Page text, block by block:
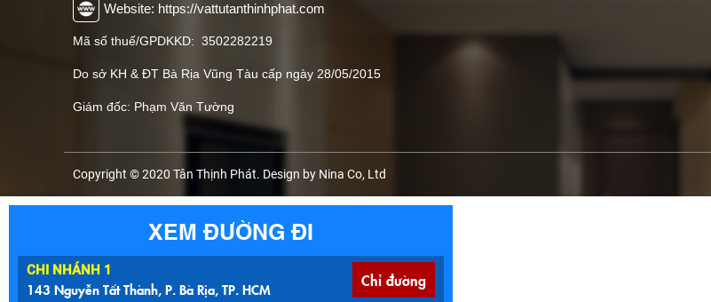
Website: https://vattutanthinhphat.com
Mã số thuế/GPDKKD: 3502282219
Do sở KH & ĐT Bà Rịa Vũng Tàu cấp ngày 28/05/2015
Giám đốc: Phạm Văn Tường
Copyright © 2020 Tân Thịnh Phát. Design by Nina Co, Ltd
XEM ĐƯỜNG ĐI
CHI NHÁNH 1
143 Nguyễn Tất Thành, P. Bà Rịa, TP. HCM Chỉ đường